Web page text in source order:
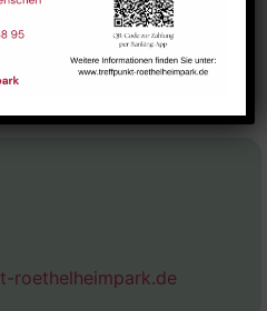
roethelheimpark.de